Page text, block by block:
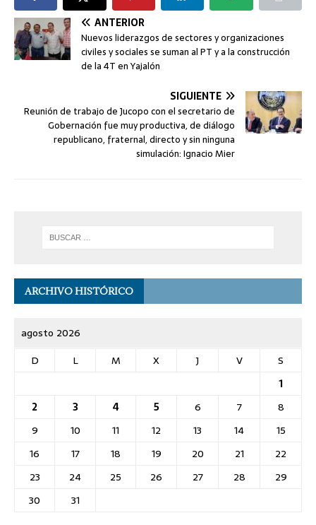
ANTERIOR
Nuevos liderazgos de sectores y organizaciones
civiles y sociales se suman al PT y a la construcción
de la 4T en Yajalón
SIGUIENTE
Reunión de trabajo de Jucopo con el secretario de
Gobernación fue muy productiva, de diálogo
republicano, fraternal, directo y sin ninguna
simulación: Ignacio Mier
ARCHIVO HISTÓRICO
agosto 2026
D
L M X J V
S
1
2
3 4 5 6 7
8
9
10 11 12 13 14
15
16
17 18 19 20 21
22
23
24 25 26 27 28
29
30
31